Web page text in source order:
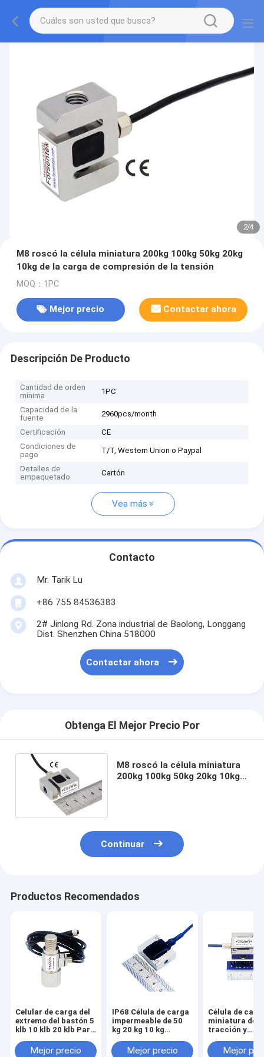
2/4
M8 roscó la célula miniatura 200kg 100kg 50kg 20kg
10kg de la carga de compresión de la tensión
MOQ：1PC
Mejor precio Contactar ahora
Descripción De Producto
Cantidad de orden
mínima
1PC
Capacidad de la
fuente
2960pcs/month
Certificación
CE
Condiciones de
pago
T/T, Western Union o Paypal
Detalles de
empaquetado
Cartón
Vea más
Contacto
Mr. Tarik Lu
+86 755 84536383
2# Jinlong Rd. Zona industrial de Baolong, Longgang
Dist. Shenzhen China 518000
Contactar ahora
Obtenga El Mejor Precio Por
M8 roscó la célula miniatura
200kg 100kg 50kg 20kg 10kg
Continuar
Productos Recomendados
Celular de carga del
extremo del bastón 5
klb 10 klb 20 klb Para
LCB450Mejor precio
IP68 Célula de carga
impermeable de 50
kg 20 kg 10 kg
sumergible
Mejor precio
Célula de
miniatura de
tracción y
kg conMejor